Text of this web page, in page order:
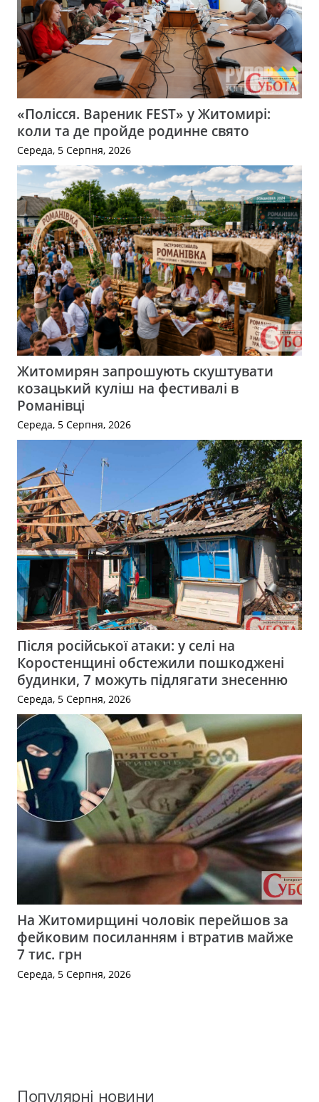
«Полісся. Вареник FEST» у Житомирі:
коли та де пройде родинне свято
Середа, 5 Серпня, 2026
Житомирян запрошують скуштувати
козацький куліш на фестивалі в
Романівці
Середа, 5 Серпня, 2026
Після російської атаки: у селі на
Коростенщині обстежили пошкоджені
будинки, 7 можуть підлягати знесенню
Середа, 5 Серпня, 2026
На Житомирщині чоловік перейшов за
фейковим посиланням і втратив майже
7 тис. грн
Середа, 5 Серпня, 2026
Популярні новини